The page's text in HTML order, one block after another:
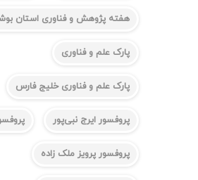
هفته پژوهش و فناوری استان
پارک علم و فناوری
پارک علم و فناوری خلیج فارس
پروفسور ایرج نبی‌پور
پروفسور پرویز ملک زاده